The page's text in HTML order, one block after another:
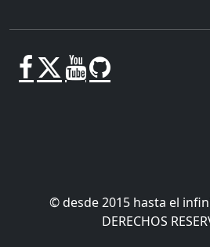
© desde 2015 hasta el
DERECHOS